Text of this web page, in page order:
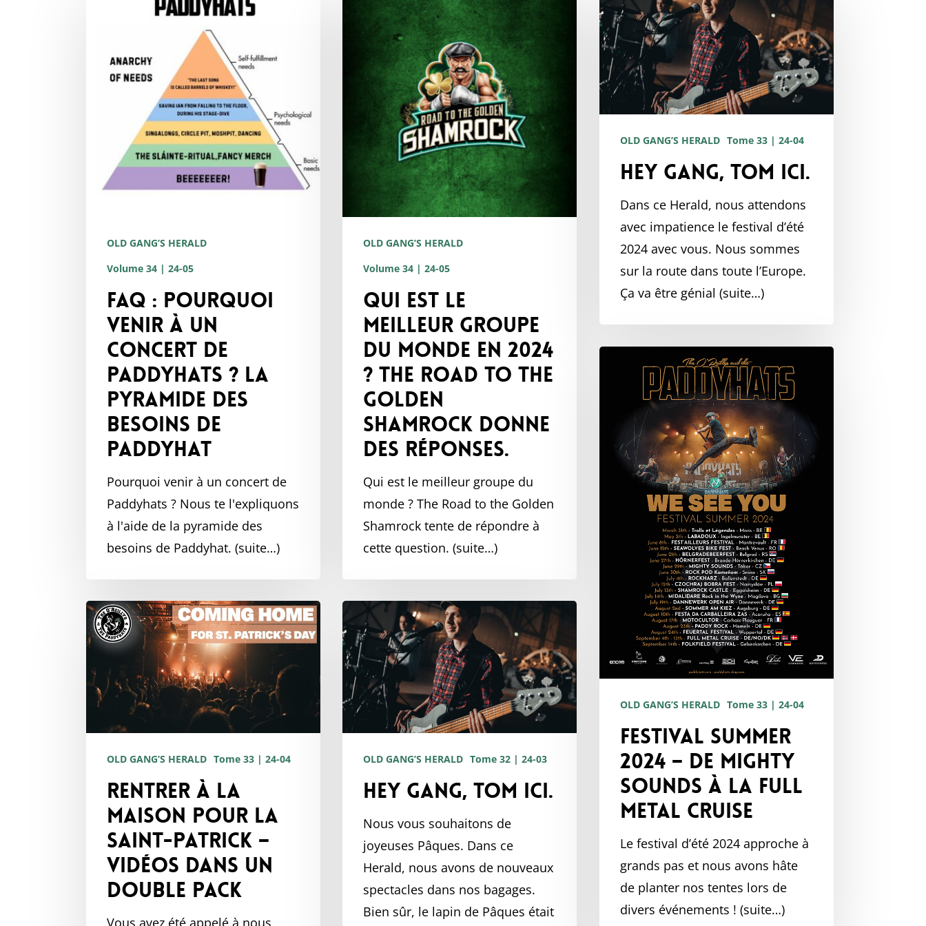
venir
Paddyhats
Paddyhat
OLD GANG’S HERALD
Volume 34 | 24-05
FAQ : Pourquoi
venir à un
concert de
Paddyhats ? La
pyramide des
besoins de
Paddyhat
Pourquoi venir à un concert de
Paddyhats ? Nous te l'expliquons
à l'aide de la pyramide des
besoins de Paddyhat. (suite…)
groupe
monde
The
Golden
Shamrock
donne
réponses.
OLD GANG’S HERALD
Volume 34 | 24-05
Qui est le
meilleur groupe
du monde en 2024
? The Road to the
Golden
Shamrock donne
des réponses.
Qui est le meilleur groupe du
monde ? The Road to the Golden
Shamrock tente de répondre à
cette question. (suite…)
gang,
Tom
ici.
OLD GANG’S HERALD Tome 33 | 24-04
Hey gang, Tom ici.
Dans ce Herald, nous attendons
avec impatience le festival d’été
2024 avec vous. Nous sommes
sur la route dans toute l’Europe.
Ça va être génial (suite…)
Mighty
OLD GANG’S HERALD Tome 33 | 24-04
Festival Summer
2024 – de Mighty
Sounds à la Full
Metal Cruise
Le festival d’été 2024 approche à
grands pas et nous avons hâte
de planter nos tentes lors de
divers événements ! (suite…)
Rentrer
à
maison
pour
Patrick
Vidéos
dans
double
pack
OLD GANG’S HERALD Tome 33 | 24-04
Rentrer à la
maison pour la
Saint-Patrick –
Vidéos dans un
double pack
Vous avez été appelé à nous
gang,
Tom
ici.
OLD GANG’S HERALD Tome 32 | 24-03
Hey gang, Tom ici.
Nous vous souhaitons de
joyeuses Pâques. Dans ce
Herald, nous avons de nouveaux
spectacles dans nos bagages.
Bien sûr, le lapin de Pâques était